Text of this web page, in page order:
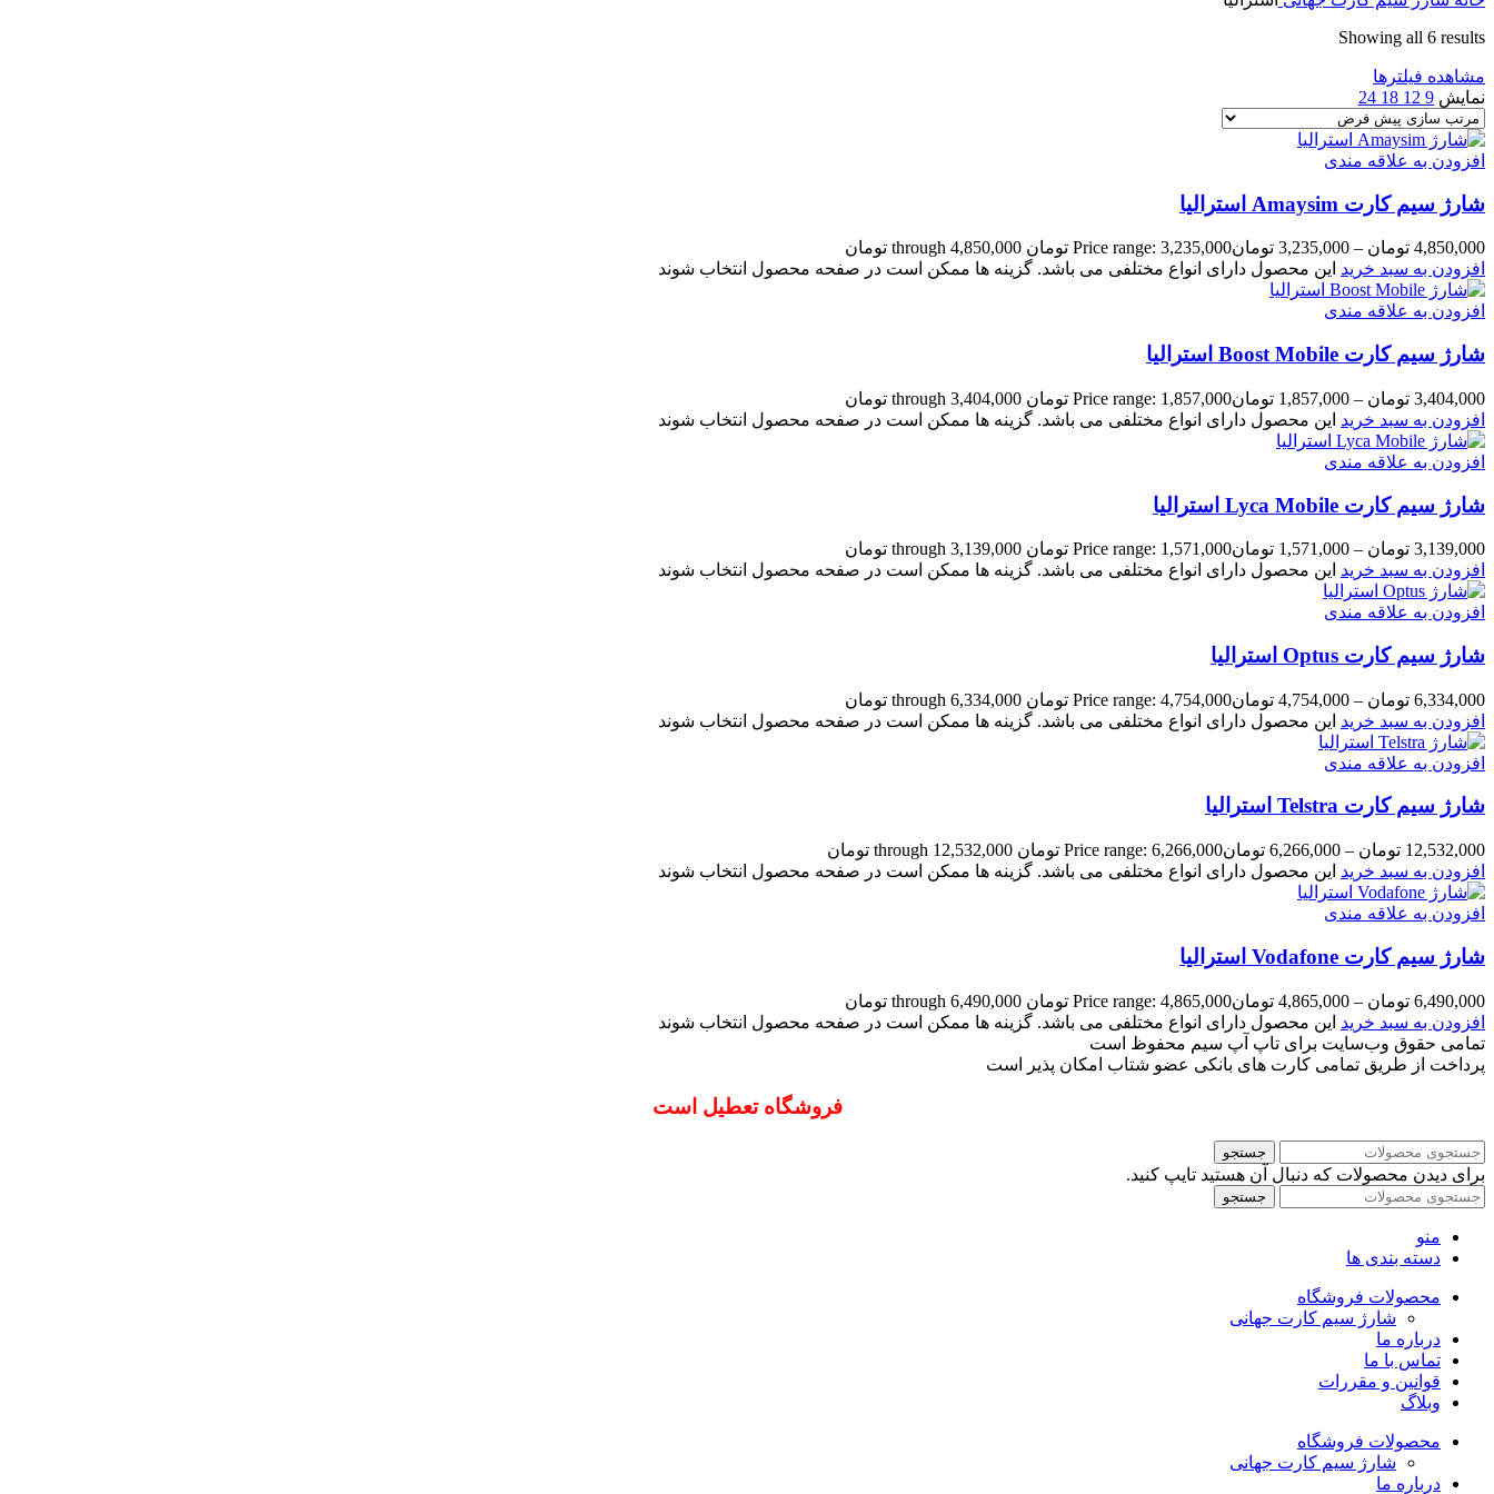
Showing all 6 results
مشاهده فیلترها
نمایش 9
12
18
24
افزودن به علاقه مندی
شارژ سیم کارت Amaysim استرالیا
4,850,000 تومان –
3,235,000 تومانPrice range: 3,235,000 تومان through 4,850,000 تومان
افزودن به سبد خرید این محصول دارای انواع مختلفی می باشد. گزینه ها ممکن است در صفحه محصول انتخاب شوند
افزودن به علاقه مندی
شارژ سیم کارت Boost Mobile استرالیا
3,404,000 تومان –
1,857,000 تومانPrice range: 1,857,000 تومان through 3,404,000 تومان
افزودن به سبد خرید این محصول دارای انواع مختلفی می باشد. گزینه ها ممکن است در صفحه محصول انتخاب شوند
افزودن به علاقه مندی
شارژ سیم کارت Lyca Mobile استرالیا
3,139,000 تومان –
1,571,000 تومانPrice range: 1,571,000 تومان through 3,139,000 تومان
افزودن به سبد خرید این محصول دارای انواع مختلفی می باشد. گزینه ها ممکن است در صفحه محصول انتخاب شوند
افزودن به علاقه مندی
شارژ سیم کارت Optus استرالیا
6,334,000 تومان –
4,754,000 تومانPrice range: 4,754,000 تومان through 6,334,000 تومان
افزودن به سبد خرید این محصول دارای انواع مختلفی می باشد. گزینه ها ممکن است در صفحه محصول انتخاب شوند
افزودن به علاقه مندی
شارژ سیم کارت Telstra استرالیا
12,532,000 تومان –
6,266,000 تومانPrice range: 6,266,000 تومان through 12,532,000 تومان
افزودن به سبد خرید این محصول دارای انواع مختلفی می باشد. گزینه ها ممکن است در صفحه محصول انتخاب شوند
افزودن به علاقه مندی
شارژ سیم کارت Vodafone استرالیا
6,490,000 تومان –
4,865,000 تومانPrice range: 4,865,000 تومان through 6,490,000 تومان
افزودن به سبد خرید این محصول دارای انواع مختلفی می باشد. گزینه ها ممکن است در صفحه محصول انتخاب شوند
تمامی حقوق وب‌سایت برای تاپ آپ سیم محفوظ است
پرداخت از طریق تمامی کارت های بانکی عضو شتاب امکان پذیر است
فروشگاه تعطیل است
جستجو
برای دیدن محصولات که دنبال آن هستید تایپ کنید.
جستجو
منو
دسته بندی ها
محصولات فروشگاه
شارژ سیم کارت جهانی
درباره ما
تماس با ما
قوانین و مقررات
وبلاگ
محصولات فروشگاه
شارژ سیم کارت جهانی
درباره ما